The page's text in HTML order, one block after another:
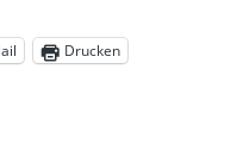
Drucken